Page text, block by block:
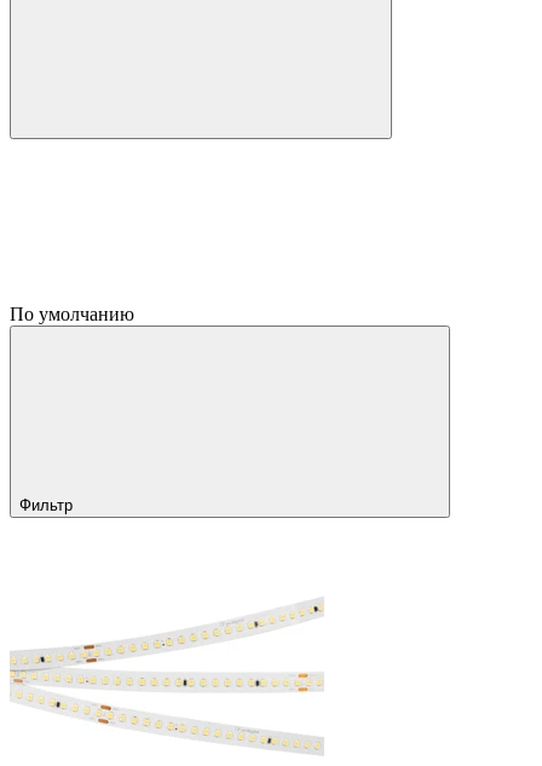
По умолчанию
Фильтр